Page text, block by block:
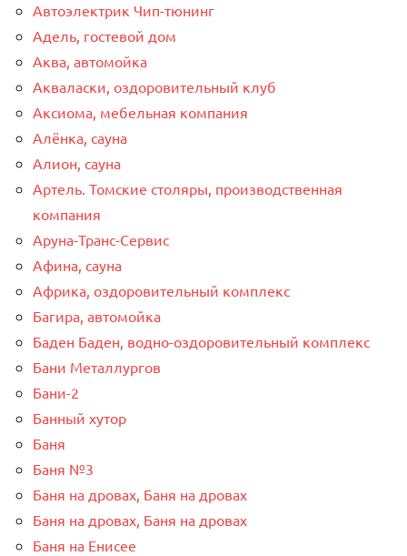
Автоэлектрик Чип-тюнинг
Адель, гостевой дом
Аква, автомойка
Акваласки, оздоровительный клуб
Аксиома, мебельная компания
Алёнка, сауна
Алион, сауна
Артель. Томские столяры, производственная
компания
Аруна-Транс-Сервис
Афина, сауна
Африка, оздоровительный комплекс
Багира, автомойка
Баден Баден, водно-оздоровительный комплекс
Бани Металлургов
Бани-2
Банный хутор
Баня
Баня №3
Баня на дровах, Баня на дровах
Баня на дровах, Баня на дровах
Баня на Енисее